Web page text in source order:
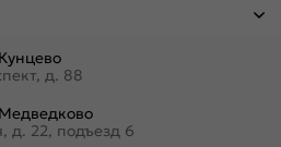
д. 88
д. 22, подъезд 6